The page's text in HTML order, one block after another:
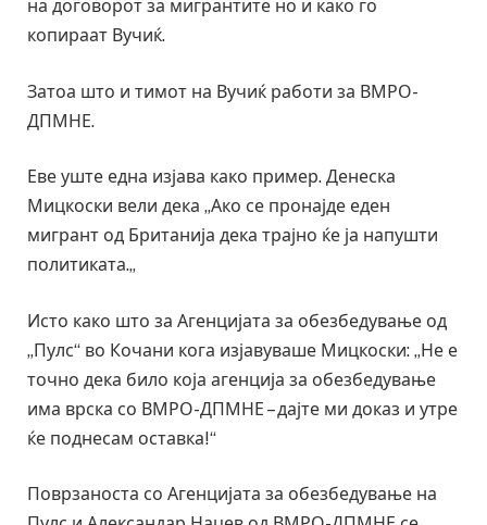
на договорот за мигрантите но и како го
копираат Вучиќ.
Затоа што и тимот на Вучиќ работи за ВМРО-
ДПМНЕ.
Еве уште една изјава како пример. Денеска
Мицкоски вели дека „Ако се пронајде еден
мигрант од Британија дека трајно ќе ја напушти
политиката.„
Исто како што за Агенцијата за обезбедување од
„Пулс“ во Кочани кога изјавуваше Мицкоски: „Не е
точно дека било која агенција за обезбедување
има врска со ВМРО-ДПМНЕ – дајте ми доказ и утре
ќе поднесам оставка!“
Поврзаноста со Агенцијата за обезбедување на